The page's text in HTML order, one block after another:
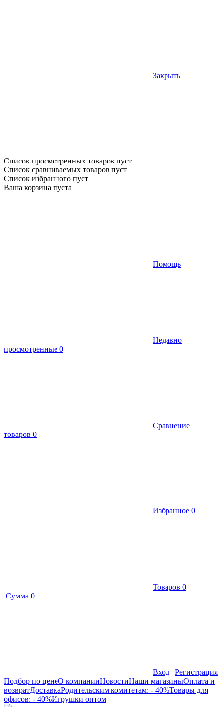
Закрыть
Список просмотренных товаров пуст
Список сравниваемых товаров пуст
Список избранного пуст
Ваша корзина пуста
Помощь
Недавно
просмотренные 0
Сравнение
товаров 0
Избранное 0
Товаров 0
Сумма 0
Вход | Регистрация
Подбор по ценеО компанииНовостиНаши магазиныОплата и
возвратДоставкаРодительским комитетам: - 40%Товары для
офисов: - 40%Игрушки оптом